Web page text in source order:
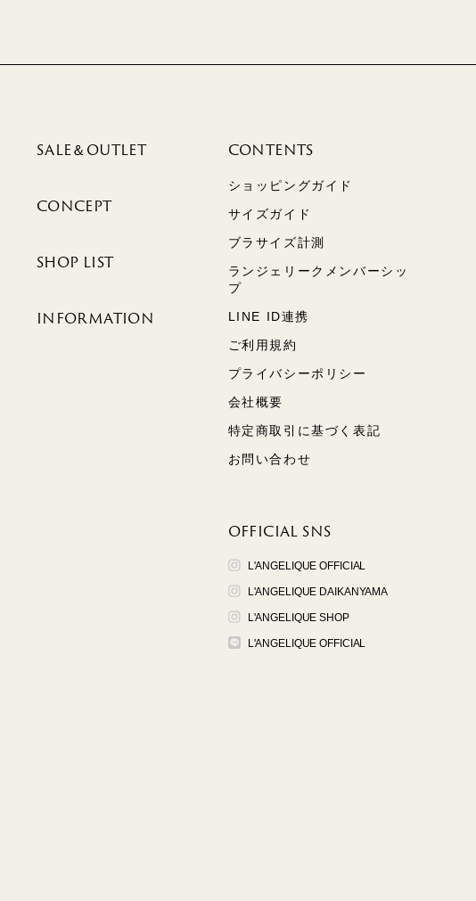
SALE＆OUTLET
CONCEPT
SHOP LIST
INFORMATION
CONTENTS
ショッピングガイド
サイズガイド
ブラサイズ計測
ランジェリークメンバーシッ
プ
LINE ID連携
ご利用規約
プライバシーポリシー
会社概要
特定商取引に基づく表記
お問い合わせ
OFFICIAL SNS
L'ANGELIQUE OFFICIAL
L'ANGELIQUE DAIKANYAMA
L'ANGELIQUE SHOP
L'ANGELIQUE OFFICIAL